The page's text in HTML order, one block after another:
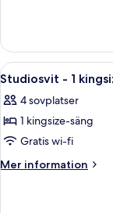
sängar
utsikt
mot
staden
-
queensize-
-
utsikt
staden
Öppna
alla
foton
för
Studiosvit
-
3
Studiosvit - 1
4 sovplatser
1 kingsize-säng
Gratis wi-fi
Mer information
Mer